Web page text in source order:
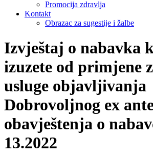
Promocija zdravlja
Kontakt
Obrazac za sugestije i žalbe
Izvještaj o nabavka
izuzete od primjene
usluge objavljivanja
Dobrovoljnog ex
obavještenja o
13.2022